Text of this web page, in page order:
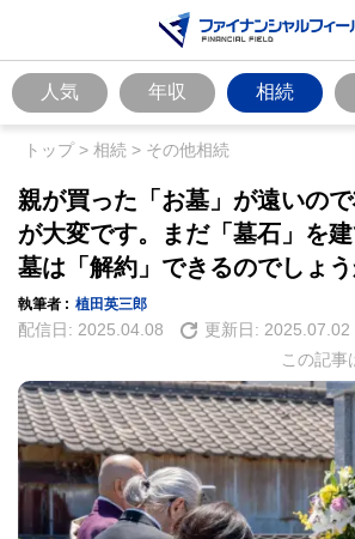
人気 年収 相続
トップ> 相続 > その他相続
親が買った「お墓」が遠いの
が大変です。まだ「墓石」を
墓は「解約」できるのでしょう
執筆者 : 植田英三郎
配信日: 2025.04.08 更新日: 2025.07.02
この記事